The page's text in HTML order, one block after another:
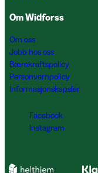
Om Widforss
Om oss
Jobb hos oss
Bærekraftspolicy
Personvernpolicy
Informasjonskapsler
Facebook
Instagram